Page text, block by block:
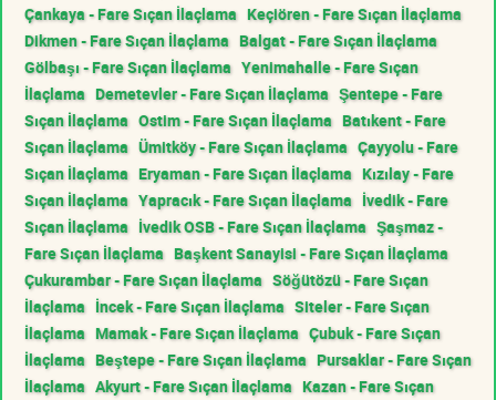
Çankaya - Fare Sıçan İlaçlama Keçiören - Fare Sıçan İlaçlama
Dikmen - Fare Sıçan İlaçlama Balgat - Fare Sıçan İlaçlama
Gölbaşı - Fare Sıçan İlaçlama Yenimahalle - Fare Sıçan
İlaçlama Demetevler - Fare Sıçan İlaçlama Şentepe - Fare
Sıçan İlaçlama Ostim - Fare Sıçan İlaçlama Batıkent - Fare
Sıçan İlaçlama Ümitköy - Fare Sıçan İlaçlama Çayyolu - Fare
Sıçan İlaçlama Eryaman - Fare Sıçan İlaçlama Kızılay - Fare
Sıçan İlaçlama Yapracık - Fare Sıçan İlaçlama İvedik - Fare
Sıçan İlaçlama İvedik OSB - Fare Sıçan İlaçlama Şaşmaz -
Fare Sıçan İlaçlama Başkent Sanayisi - Fare Sıçan İlaçlama
Çukurambar - Fare Sıçan İlaçlama Söğütözü - Fare Sıçan
İlaçlama İncek - Fare Sıçan İlaçlama Siteler - Fare Sıçan
İlaçlama Mamak - Fare Sıçan İlaçlama Çubuk - Fare Sıçan
İlaçlama Beştepe - Fare Sıçan İlaçlama Pursaklar - Fare Sıçan
İlaçlama Akyurt - Fare Sıçan İlaçlama Kazan - Fare Sıçan